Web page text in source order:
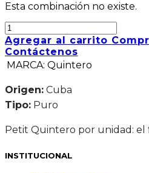
Esta combinación no existe.
Agregar al carrito
Contáctenos
MARCA: Quintero
Origen: Cuba
Tipo: Puro
Petit Quintero por unidad: el
INSTITUCIONAL